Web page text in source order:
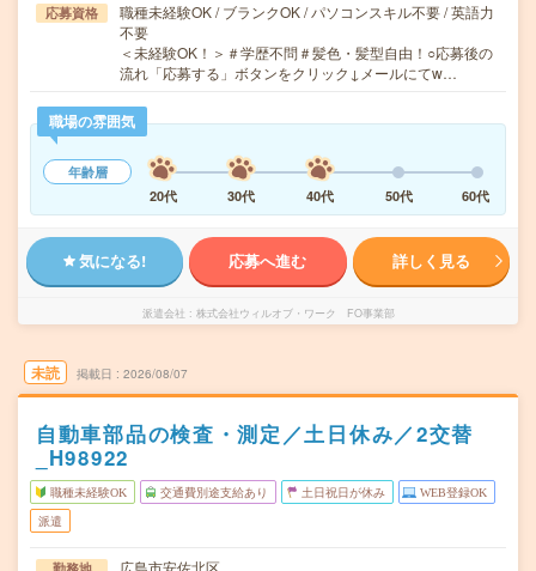
応募資格
職種未経験OK / ブランクOK / パソコンスキル不要 / 英語力
不要
＜未経験OK！＞＃学歴不問＃髪色・髪型自由！○応募後の
流れ「応募する」ボタンをクリック↓メールにてw…
職場の雰囲気
年齢層
20代
30代 40代 50代 60代
気になる! 応募へ進む 詳しく見る
派遣会社 株式会社ウィルオブ・ワーク FO事業部
未読 掲載日 2026/08/07
自動車部品の検査・測定／土日休み／2交替
_H98922
職種未経験OK 交通費別途支給あり 土日祝日が休み WEB登録OK
派遣
広島市安佐北区